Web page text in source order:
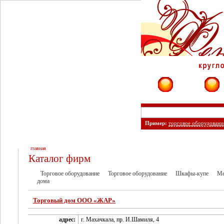
Пример: торговое
главная
Каталог фирм
Торговое оборудование Торговое оборудование Шкафы-купе
дома
Торговый дом ООО «ЖАР»
адрес: г. Махачкала, пр. И.Шамиля, 4